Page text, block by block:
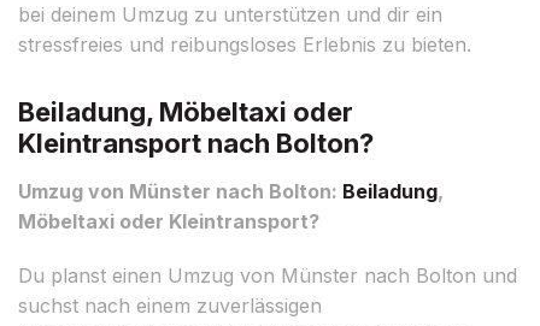
bei deinem Umzug zu unterstützen und dir ein
stressfreies und reibungsloses Erlebnis zu bieten.
Beiladung, Möbeltaxi oder
Kleintransport nach Bolton?
Umzug von Münster nach Bolton: Beiladung,
Möbeltaxi oder Kleintransport?
Du planst einen Umzug von Münster nach Bolton und
suchst nach einem zuverlässigen